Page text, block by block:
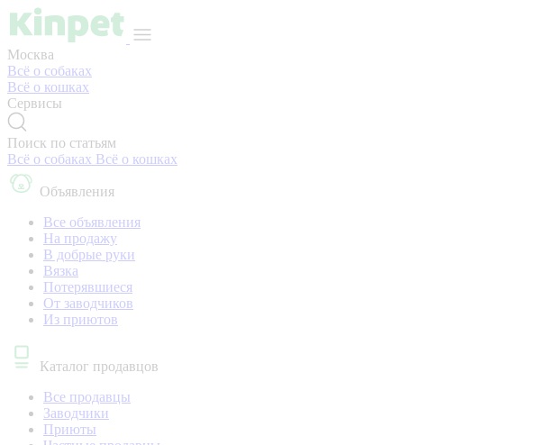
Москва
Всё о собаках
Всё о кошках
Сервисы
Поиск по статьям
Всё о собаках Всё о кошках
Объявления
Все объявления
На продажу
В добрые руки
Вязка
Потерявшиеся
От заводчиков
Из приютов
Каталог продавцов
Все продавцы
Заводчики
Приюты